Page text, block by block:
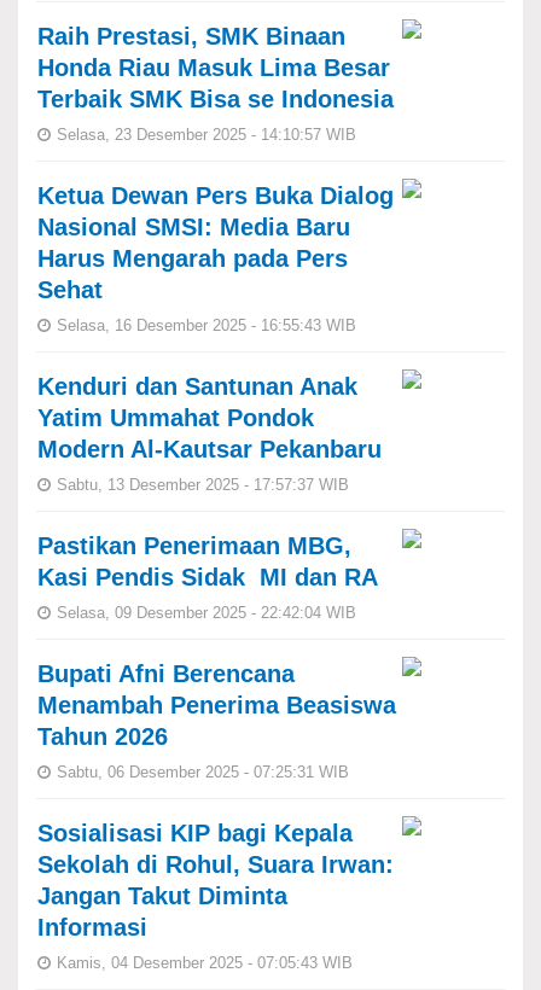
Raih Prestasi, SMK Binaan
Honda Riau Masuk Lima Besar
Terbaik SMK Bisa se Indonesia
Selasa, 23 Desember 2025 - 14:10:57 WIB
Ketua Dewan Pers Buka Dialog
Nasional SMSI: Media Baru
Harus Mengarah pada Pers
Sehat
Selasa, 16 Desember 2025 - 16:55:43 WIB
Kenduri dan Santunan Anak
Yatim Ummahat Pondok
Modern Al-Kautsar Pekanbaru
Sabtu, 13 Desember 2025 - 17:57:37 WIB
Pastikan Penerimaan MBG,
Kasi Pendis Sidak MI dan RA
Selasa, 09 Desember 2025 - 22:42:04 WIB
Bupati Afni Berencana
Menambah Penerima Beasiswa
Tahun 2026
Sabtu, 06 Desember 2025 - 07:25:31 WIB
Sosialisasi KIP bagi Kepala
Sekolah di Rohul, Suara Irwan:
Jangan Takut Diminta
Informasi
Kamis, 04 Desember 2025 - 07:05:43 WIB